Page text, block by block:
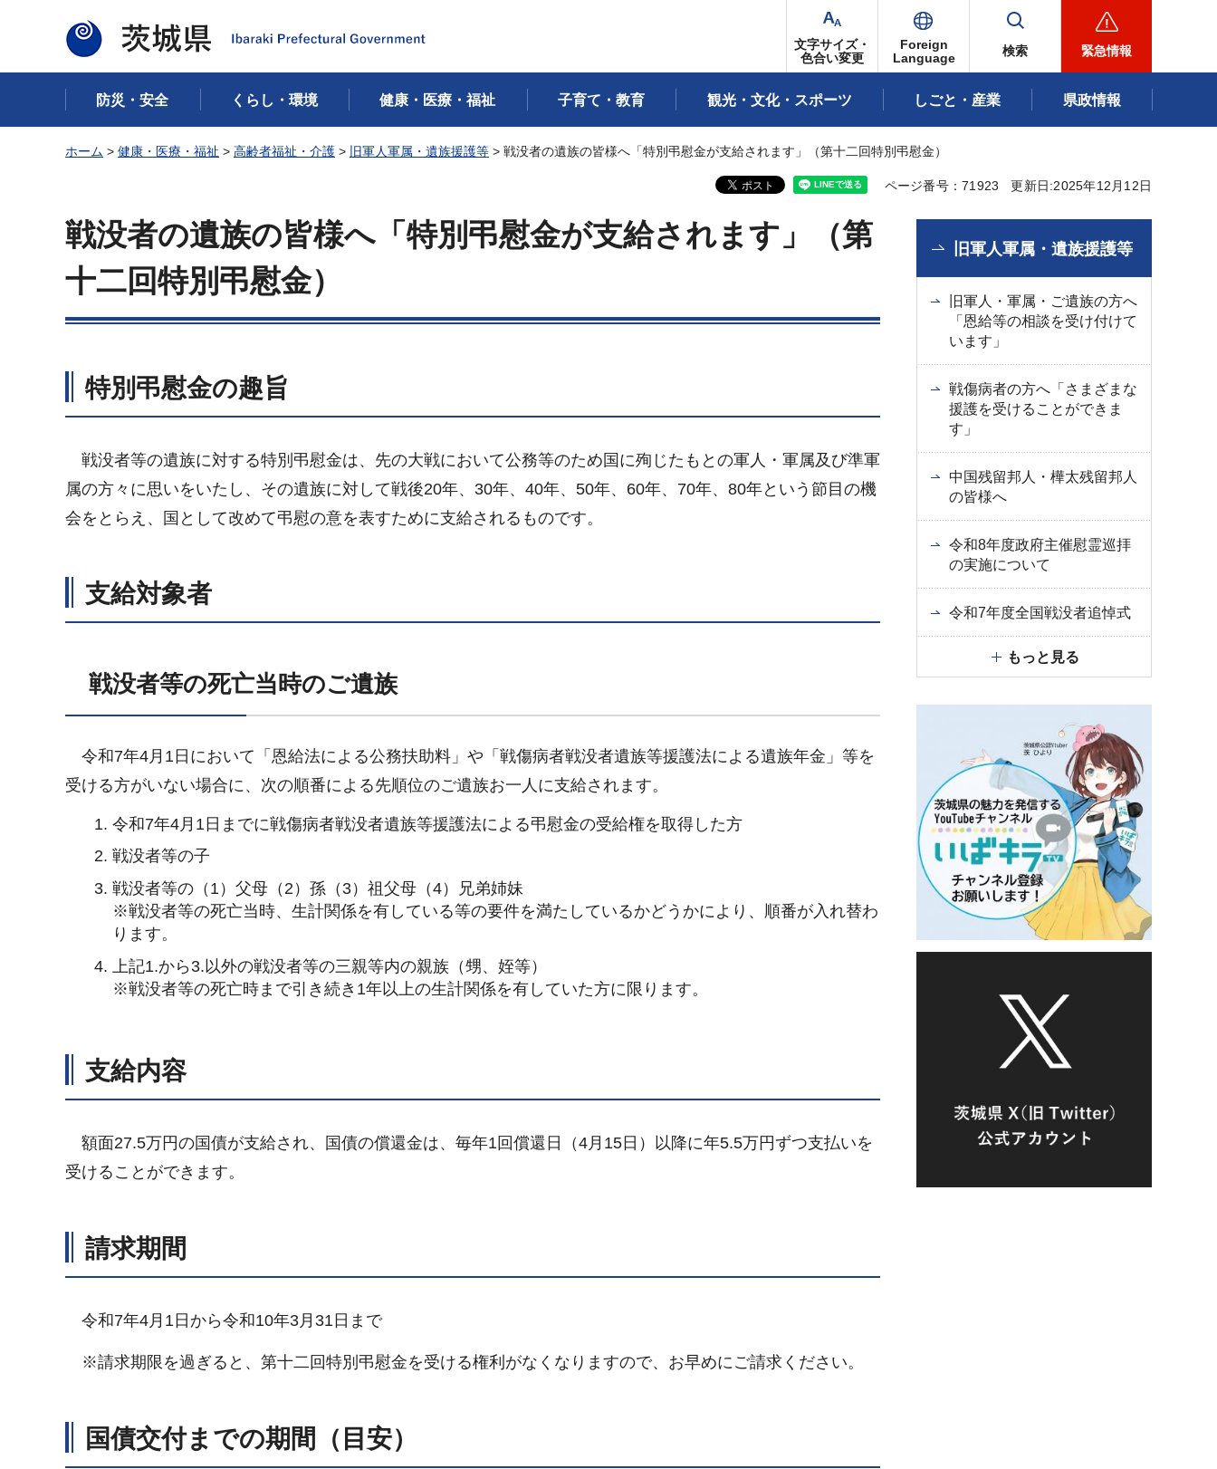
茨城県
文字サイズ・
色合い変更
Foreign
Language
検索 緊急情報
防災・安全 くらし・環境 健康・医療・福祉 子育て・教育 観光・文化・スポーツ しごと・産業 県政情報
ホーム > 健康・医療・福祉 > 高齢者福祉・介護 > 旧軍人軍属・遺族援護等 > 戦没者の遺族の皆様へ「特別弔慰金が支給されます」（第十二回特別弔慰金）
ページ番号：71923 更新日:2025年12月12日
戦没者の遺族の皆様へ「特別弔慰金が支給されます」（第
十二回特別弔慰金）
特別弔慰金の趣旨
戦没者等の遺族に対する特別弔慰金は、先の大戦において公務等のため国に殉じたもとの軍人・軍属及び準軍
属の方々に思いをいたし、その遺族に対して戦後20年、30年、40年、50年、60年、70年、80年という節目の機
会をとらえ、国として改めて弔慰の意を表すために支給されるものです。
支給対象者
戦没者等の死亡当時のご遺族
令和7年4月1日において「恩給法による公務扶助料」や「戦傷病者戦没者遺族等援護法による遺族年金」等を
受ける方がいない場合に、次の順番による先順位のご遺族お一人に支給されます。
令和7年4月1日までに戦傷病者戦没者遺族等援護法による弔慰金の受給権を取得した方
戦没者等の子
戦没者等の（1）父母（2）孫（3）祖父母（4）兄弟姉妹
※戦没者等の死亡当時、生計関係を有している等の要件を満たしているかどうかにより、順番が入れ替わ
ります。
上記1.から3.以外の戦没者等の三親等内の親族（甥、姪等）
※戦没者等の死亡時まで引き続き1年以上の生計関係を有していた方に限ります。
支給内容
額面27.5万円の国債が支給され、国債の償還金は、毎年1回償還日（4月15日）以降に年5.5万円ずつ支払いを
受けることができます。
請求期間
令和7年4月1日から令和10年3月31日まで
※請求期限を過ぎると、第十二回特別弔慰金を受ける権利がなくなりますので、お早めにご請求ください。
国債交付までの期間（目安）
旧軍人軍属・遺族援護等
旧軍人・軍属・ご遺族の方へ
「恩給等の相談を受け付けて
います」
戦傷病者の方へ「さまざまな
援護を受けることができま
す」
中国残留邦人・樺太残留邦人
の皆様へ
令和8年度政府主催慰霊巡拝
の実施について
令和7年度全国戦没者追悼式
もっと見る